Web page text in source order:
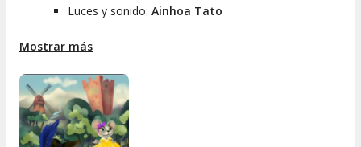
Luces y sonido: Ainhoa Tato
Adaptación:
Mostrar más